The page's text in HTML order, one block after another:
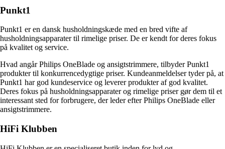
Punkt1
Punkt1 er en dansk husholdningskæde med en bred vifte af
husholdningsapparater til rimelige priser. De er kendt for deres fokus
på kvalitet og service.
Hvad angår Philips OneBlade og ansigtstrimmere, tilbyder Punkt1
produkter til konkurrencedygtige priser. Kundeanmeldelser tyder på, at
Punkt1 har god kundeservice og leverer produkter af god kvalitet.
Deres fokus på husholdningsapparater og rimelige priser gør dem til et
interessant sted for forbrugere, der leder efter Philips OneBlade eller
ansigtstrimmere.
HiFi Klubben